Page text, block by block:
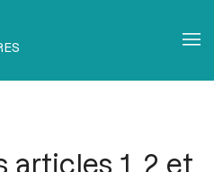
articles 1, 2 et